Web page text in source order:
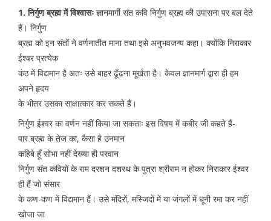
1. निर्गुण ब्रह्म में विश्वासः ज्ञानमार्गी संत कवि निर्गुण ब्रह्म की उपासना पर बल देते
हैं। निर्गुण
ब्रह्म को इन संतों ने वर्णनातीत माना तथा इसे अनुभवजन्य कहा। क्योंकि निराकार
ईश्वर प्रत्येक
कंठ में विद्यमान है अतः उसे बाहर ढूँढना मूर्खता है। केवल ज्ञानमार्ग द्वारा ही हम
अपने हृदय
के भीतर उसका साक्षात्कार कर सकते हैं।
निर्गुण ईश्वर का वर्णन नहीं किया जा सकताः इस विषय में कबीर जी कहते हैं-
पार ब्रह्म के तेज का, कैसा है उनमान
कहिबे हूँ सोभा नहीं देख्या ही परवान
निर्गुण संत कवियों के राम दरशन दशरथ के पुत्रा श्रीराम न होकर निराकार ईश्वर
ही हैं जो संसार
के कण-कण में विद्यमान हैं। उसे मंदिरों, मस्जिदों में या जंगलों में धूनी रमा कर नहीं
खोजा जा